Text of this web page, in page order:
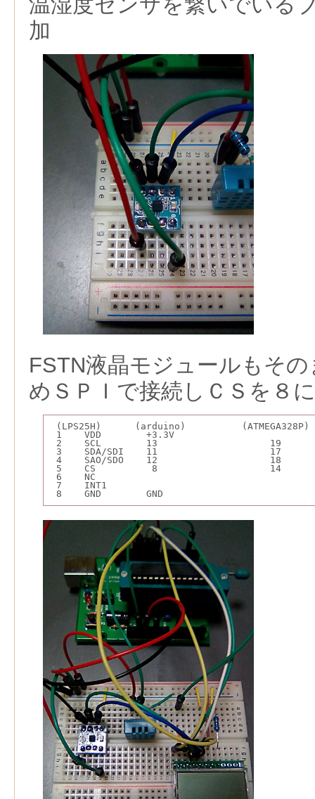
加
FSTN液晶モジュールもそ
めＳＰＩで接続しＣＳを８
(LPS25H)      (arduino)          (ATMEGA328P)
1    VDD        +3.3V
2    SCL        13                    19
3    SDA/SDI    11                    17
4    SAO/SDO    12                    18
5    CS          8                    14
6    NC
7    INT1
8    GND        GND